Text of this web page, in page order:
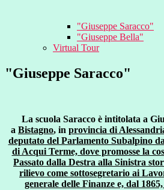
"Giuseppe Saracco"
"Giuseppe Bella"
Virtual Tour
"Giuseppe Saracco"
La scuola Saracco è intitolata a
a Bistagno, in provincia di
deputato del Parlamento Subalpino
di Acqui Terme, dove promosse la
Passato dalla Destra alla Sinistra
rilievo come sottosegretario ai
generale delle Finanze e, dal